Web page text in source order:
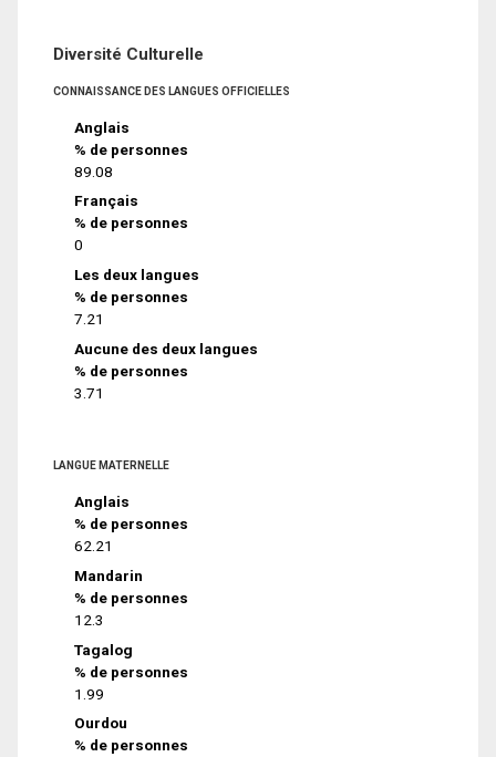
Diversité Culturelle
CONNAISSANCE DES LANGUES OFFICIELLES
Anglais
% de personnes
89.08
Français
% de personnes
0
Les deux langues
% de personnes
7.21
Aucune des deux langues
% de personnes
3.71
LANGUE MATERNELLE
Anglais
% de personnes
62.21
Mandarin
% de personnes
12.3
Tagalog
% de personnes
1.99
Ourdou
% de personnes